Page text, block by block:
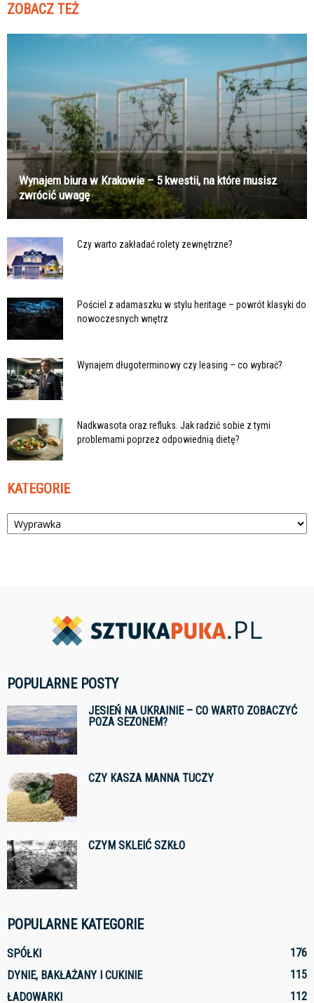
ZOBACZ TEŻ
Wynajem biura w Krakowie – 5 kwestii, na które musisz
zwrócić uwagę
Czy warto zakładać rolety zewnętrzne?
Pościel z adamaszku w stylu heritage – powrót klasyki do
nowoczesnych wnętrz
Wynajem długoterminowy czy leasing – co wybrać?
Nadkwasota oraz refluks. Jak radzić sobie z tymi
problemami poprzez odpowiednią dietę?
KATEGORIE
Kategorie
POPULARNE POSTY
JESIEŃ NA UKRAINIE – CO WARTO ZOBACZYĆ
POZA SEZONEM?
CZY KASZA MANNA TUCZY
CZYM SKLEIĆ SZKŁO
POPULARNE KATEGORIE
SPÓŁKI
176
DYNIE, BAKŁAŻANY I CUKINIE
115
ŁADOWARKI
112